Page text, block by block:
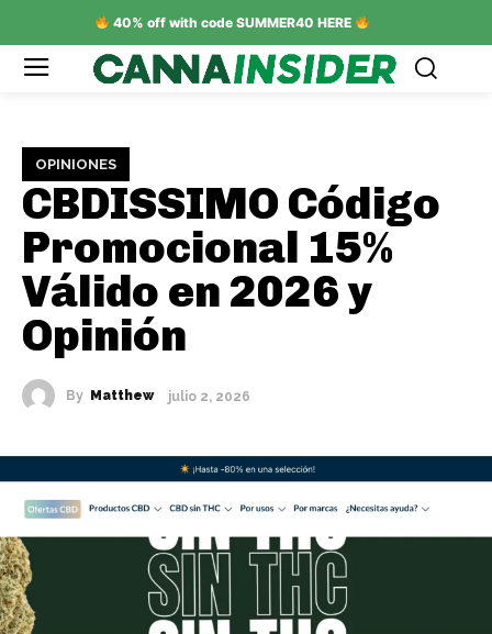
40% off with code SUMMER40 HERE
OPINIONES
CBDISSIMO Código
Promocional 15%
Válido en 2026 y
Opinión
By Matthew julio 2, 2026